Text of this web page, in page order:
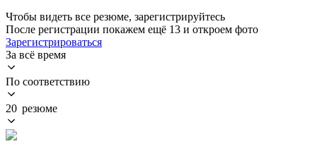
Чтобы видеть все резюме, зарегистрируйтесь
После регистрации покажем ещё 13 и откроем фото
Зарегистрироваться
За всё время
По соответствию
20 резюме